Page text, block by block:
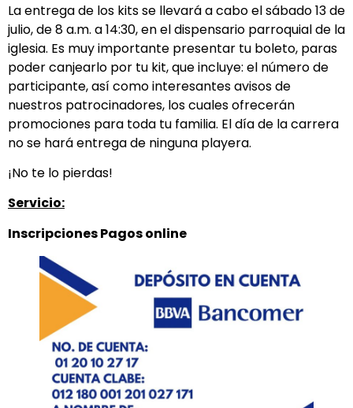
La entrega de los kits se llevará a cabo el sábado 13 de
julio, de 8 a.m. a 14:30, en el dispensario parroquial de la
iglesia. Es muy importante presentar tu boleto, paras
poder canjearlo por tu kit, que incluye: el número de
participante, así como interesantes avisos de
nuestros patrocinadores, los cuales ofrecerán
promociones para toda tu familia. El día de la carrera
no se hará entrega de ninguna playera.
¡No te lo pierdas!
Servicio:
Inscripciones Pagos online